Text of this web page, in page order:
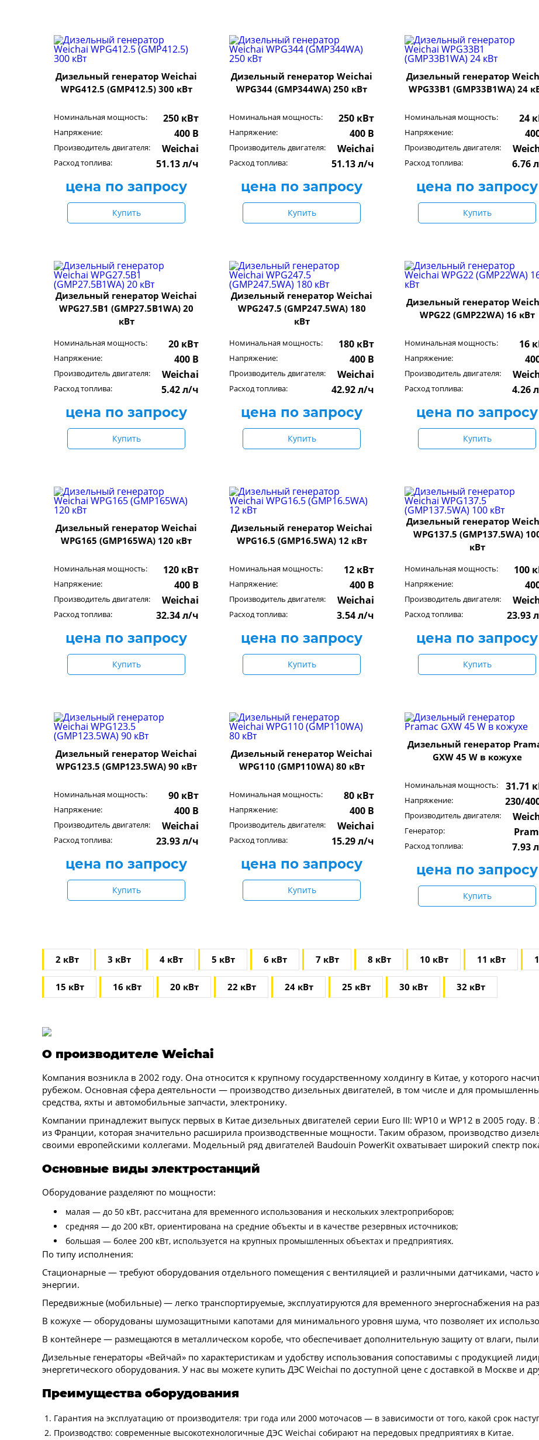
Дизельный генератор Weichai
WPG412.5 (GMP412.5) 300 кВт
Номинальная мощность: 250 кВт
Напряжение: 400 В
Производитель двигателя: Weichai
Расход топлива: 51.13 л/ч
цена по запросу
Купить
Дизельный генератор Weichai
WPG344 (GMP344WA) 250 кВт
Номинальная мощность: 250 кВт
Напряжение: 400 В
Производитель двигателя: Weichai
Расход топлива: 51.13 л/ч
цена по запросу
Купить
Дизельный генератор
WPG33B1 (GMP33B1WA) 24
Номинальная мощность: 24
Напряжение:
Производитель двигателя:
Расход топлива: 6.76
цена по запросу
Купить
Дизельный генератор Weichai
WPG27.5B1 (GMP27.5B1WA) 20
кВт
Номинальная мощность: 20 кВт
Напряжение: 400 В
Производитель двигателя: Weichai
Расход топлива: 5.42 л/ч
цена по запросу
Купить
Дизельный генератор Weichai
WPG247.5 (GMP247.5WA) 180
кВт
Номинальная мощность: 180 кВт
Напряжение: 400 В
Производитель двигателя: Weichai
Расход топлива: 42.92 л/ч
цена по запросу
Купить
Дизельный генератор
WPG22 (GMP22WA) 16 кВт
Номинальная мощность: 16
Напряжение:
Производитель двигателя:
Расход топлива: 4.26
цена по запросу
Купить
Дизельный генератор Weichai
WPG165 (GMP165WA) 120 кВт
Номинальная мощность: 120 кВт
Напряжение: 400 В
Производитель двигателя: Weichai
Расход топлива: 32.34 л/ч
цена по запросу
Купить
Дизельный генератор Weichai
WPG16.5 (GMP16.5WA) 12 кВт
Номинальная мощность: 12 кВт
Напряжение: 400 В
Производитель двигателя: Weichai
Расход топлива: 3.54 л/ч
цена по запросу
Купить
Дизельный генератор
WPG137.5 (GMP137.5WA)
кВт
Номинальная мощность: 100
Напряжение:
Производитель двигателя:
Расход топлива: 23.93
цена по запросу
Купить
Дизельный генератор Weichai
WPG123.5 (GMP123.5WA) 90 кВт
Номинальная мощность: 90 кВт
Напряжение: 400 В
Производитель двигателя: Weichai
Расход топлива: 23.93 л/ч
цена по запросу
Купить
Дизельный генератор Weichai
WPG110 (GMP110WA) 80 кВт
Номинальная мощность: 80 кВт
Напряжение: 400 В
Производитель двигателя: Weichai
Расход топлива: 15.29 л/ч
цена по запросу
Купить
Дизельный генератор
GXW 45 W в кожухе
Номинальная мощность: 31.71
Напряжение: 230/
Производитель двигателя:
Генератор:
Расход топлива: 7.93
цена по запросу
Купить
2 кВт 3 кВт 4 кВт 5 кВт 6 кВт 7 кВт 8 кВт 10 кВт 11 кВт
15 кВт 16 кВт 20 кВт 22 кВт 24 кВт 25 кВт 30 кВт 32 кВт
О производителе Weichai
Компания возникла в 2002 году. Она относится к крупному государственному холдингу в Китае, у которого
рубежом. Основная сфера деятельности — производство дизельных двигателей, в том числе и для
средства, яхты и автомобильные запчасти, электронику.
Компании принадлежит выпуск первых в Китае дизельных двигателей серии Euro III: WP10 и WP12 в 2005 году.
из Франции, которая значительно расширила производственные мощности. Таким образом, производство
своими европейскими коллегами. Модельный ряд двигателей Baudouin PowerKit охватывает широкий спектр
Основные виды электростанций
Оборудование разделяют по мощности:
малая — до 50 кВт, рассчитана для временного использования и нескольких электроприборов;
средняя — до 200 кВт, ориентирована на средние объекты и в качестве резервных источников;
большая — более 200 кВт, используется на крупных промышленных объектах и предприятиях.
По типу исполнения:
Стационарные — требуют оборудования отдельного помещения с вентиляцией и различными датчиками, часто
энергии.
Передвижные (мобильные) — легко транспортируемые, эксплуатируются для временного энергоснабжения на
В кожухе — оборудованы шумозащитными капотами для минимального уровня шума, что позволяет их
В контейнере — размещаются в металлическом коробе, что обеспечивает дополнительную защиту от влаги,
Дизельные генераторы «Вейчай» по характеристикам и удобству использования сопоставимы с продукцией
энергетического оборудования. У нас вы можете купить ДЭС Weichai по доступной цене с доставкой в Москве и
Преимущества оборудования
Гарантия на эксплуатацию от производителя: три года или 2000 моточасов — в зависимости от того, какой срок
Производство: современные высокотехнологичные ДЭС Weichai собирают на передовых предприятиях в Китае.